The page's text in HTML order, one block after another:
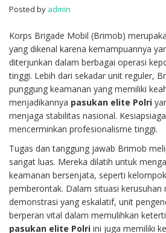
Posted by admin
Korps Brigade Mobil (Brimob)
yang dikenal karena kemampuannya
diterjunkan dalam berbagai operasi
tinggi. Lebih dari sekadar unit reguler,
punggung keamanan yang memiliki
menjadikannya pasukan elite Polri
menjaga stabilitas nasional.
mencerminkan profesionalisme tinggi.
Tugas dan tanggung jawab Brimob
sangat luas. Mereka dilatih untuk
keamanan bersenjata, seperti
pemberontak. Dalam situasi kerusuhan
demonstrasi yang eskalatif, unit
berperan vital dalam memulihkan
pasukan elite Polri ini juga memiliki